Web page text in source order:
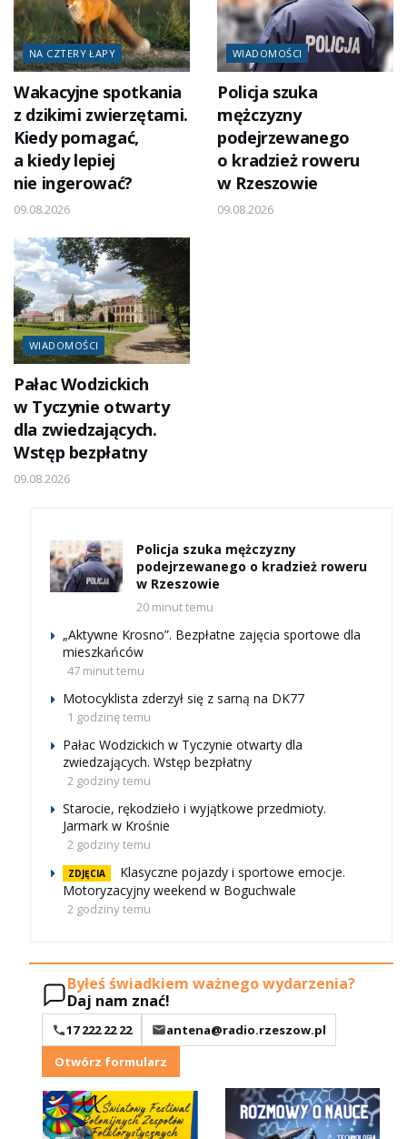
NA CZTERY ŁAPY
Wakacyjne spotkania
z dzikimi zwierzętami.
Kiedy pomagać,
a kiedy lepiej
nie ingerować?
09.08.2026
WIADOMOŚCI
Policja szuka
mężczyzny
podejrzewanego
o kradzież roweru
w Rzeszowie
09.08.2026
WIADOMOŚCI
Pałac Wodzickich
w Tyczynie otwarty
dla zwiedzających.
Wstęp bezpłatny
09.08.2026
Policja szuka mężczyzny
podejrzewanego o kradzież roweru
w Rzeszowie
20 minut temu
„Aktywne Krosno”. Bezpłatne zajęcia sportowe dla
mieszkańców
47 minut temu
Motocyklista zderzył się z sarną na DK77
1 godzinę temu
Pałac Wodzickich w Tyczynie otwarty dla
zwiedzających. Wstęp bezpłatny
2 godziny temu
Starocie, rękodzieło i wyjątkowe przedmioty.
Jarmark w Krośnie
2 godziny temu
ZDJĘCIA
Klasyczne pojazdy i sportowe emocje.
Motoryzacyjny weekend w Boguchwale
2 godziny temu
Byłeś świadkiem ważnego wydarzenia?
Daj nam znać!
17 222 22 22
antena@radio.rzeszow.pl
Otwórz formularz